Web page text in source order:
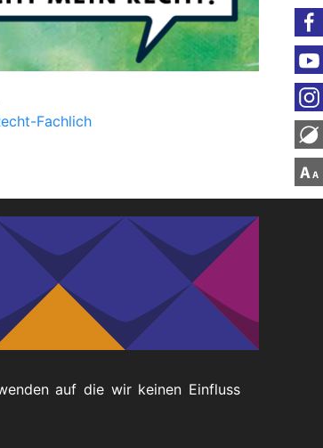
Fachlich
auf die wir keinen Einfluss